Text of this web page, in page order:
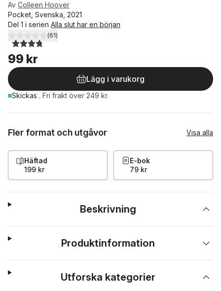
Av Colleen Hoover
Pocket, Svenska, 2021
Del 1 i serien Alla slut har en början
3,8utav 5 stjärnor. Totalt antal röster:
(61)
99 kr
Lägg i varukorg
Skickas . Fri frakt över 249 kr.
Fler format och utgåvor Visa alla
Häftad
199 kr
E-bok
79 kr
Beskrivning
Produktinformation
Utforska kategorier